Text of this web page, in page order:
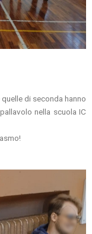
di seconda hanno
nella scuola IC